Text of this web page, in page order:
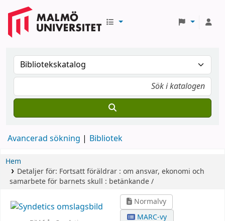
Avancerad sökning Bibliotek
Hem
Detaljer för: Fortsatt föräldrar : om ansvar, ekonomi och
samarbete för barnets skull : betänkande /
Normalvy
MARC-vy